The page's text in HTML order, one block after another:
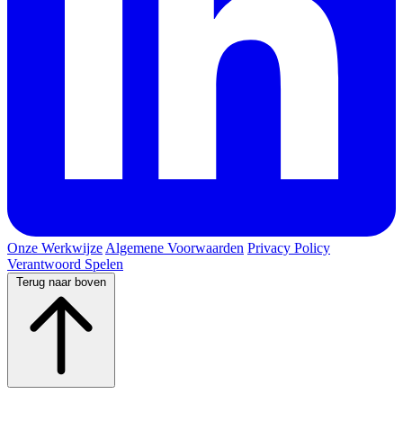
Onze Werkwijze Algemene Voorwaarden Privacy Policy
Verantwoord Spelen
Terug naar boven